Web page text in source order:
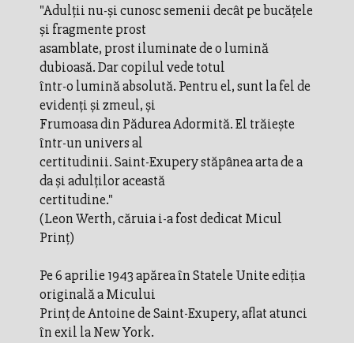
"Adulţii nu-şi cunosc semenii decât pe bucăţele
şi fragmente prost
asamblate, prost iluminate de o lumină
dubioasă. Dar copilul vede totul
într-o lumină absolută. Pentru el, sunt la fel de
evidenţi şi zmeul, şi
Frumoasa din Pădurea Adormită. El trăieşte
într-un univers al
certitudinii. Saint-Exupery stăpânea arta de a
da şi adulţilor această
certitudine."
(Leon Werth, căruia i-a fost dedicat Micul
Prinţ)
Pe 6 aprilie 1943 apărea în Statele Unite ediţia
originală a Micului
Prinţ de Antoine de Saint-Exupery, aflat atunci
în exil la New York.